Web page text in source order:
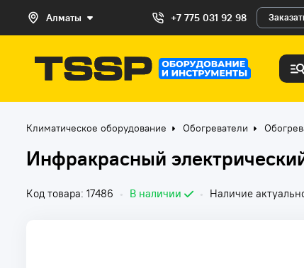
Алматы +7 775 031 92 98
Климатическое оборудование Обогреватели
Инфракрасный
Код товара: 17486 • В наличии • Наличие